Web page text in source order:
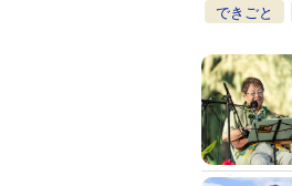
できごと